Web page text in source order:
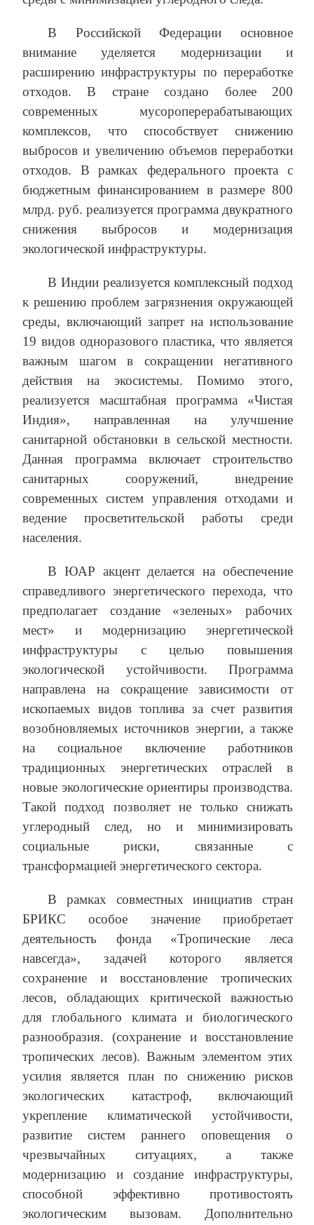
В Российской Федерации основное
внимание уделяется модернизации и
расширению инфраструктуры по переработке
отходов. В стране создано более 200
современных мусороперерабатывающих
комплексов, что способствует снижению
выбросов и увеличению объемов переработки
отходов. В рамках федерального проекта с
бюджетным финансированием в размере 800
млрд. руб. реализуется программа двукратного
снижения выбросов и модернизация
экологической инфраструктуры.
В Индии реализуется комплексный подход
к решению проблем загрязнения окружающей
среды, включающий запрет на использование
19 видов одноразового пластика, что является
важным шагом в сокращении негативного
действия на экосистемы. Помимо этого,
реализуется масштабная программа «Чистая
Индия», направленная на улучшение
санитарной обстановки в сельской местности.
Данная программа включает строительство
санитарных сооружений, внедрение
современных систем управления отходами и
ведение просветительской работы среди
населения.
В ЮАР акцент делается на обеспечение
справедливого энергетического перехода, что
предполагает создание «зеленых» рабочих
мест» и модернизацию энергетической
инфраструктуры с целью повышения
экологической устойчивости. Программа
направлена на сокращение зависимости от
ископаемых видов топлива за счет развития
возобновляемых источников энергии, а также
на социальное включение работников
традиционных энергетических отраслей в
новые экологические ориентиры производства.
Такой подход позволяет не только снижать
углеродный след, но и минимизировать
социальные риски, связанные с
трансформацией энергетического сектора.
В рамках совместных инициатив стран
БРИКС особое значение приобретает
деятельность фонда «Тропические леса
навсегда», задачей которого является
сохранение и восстановление тропических
лесов, обладающих критической важностью
для глобального климата и биологического
разнообразия. (сохранение и восстановление
тропических лесов). Важным элементом этих
усилия является план по снижению рисков
экологических катастроф, включающий
укрепление климатической устойчивости,
развитие систем раннего оповещения о
чрезвычайных ситуациях, а также
модернизацию и создание инфраструктуры,
способной эффективно противостоять
экологическим вызовам. Дополнительно